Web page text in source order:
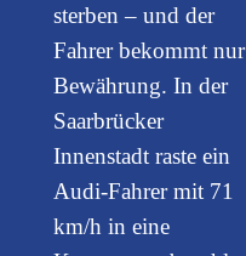
sterben – und der
Fahrer bekommt nur
Bewährung. In der
Saarbrücker
Innenstadt raste ein
Audi-Fahrer mit 71
km/h in eine